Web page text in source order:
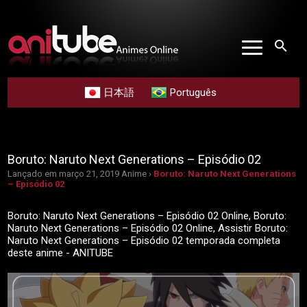
search
日本語 Português
Boruto: Naruto Next Generations – Episódio 02
Lançado em março 21, 2019 Anime › Boruto: Naruto Next Generations
– Episódio 02
Boruto: Naruto Next Generations – Episódio 02 Online, Boruto:
Naruto Next Generations – Episódio 02 Online, Assistir Boruto:
Naruto Next Generations – Episódio 02 temporada completa
deste anime - ANITUBE